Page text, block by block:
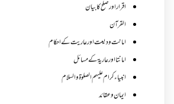
اقرار اور صلح کا بیان
القرآن
امانت ودیعت اورعاریت کے احکام
امانتا اور عاریة کے مسائل
انبیاء کرام علیہم الصلوۃ والسلام
ایمان وعقائد